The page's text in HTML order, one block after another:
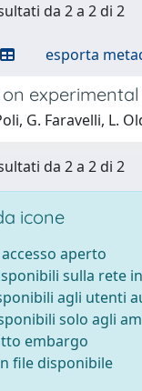
da 2 a 2 di 2
esporta
on
G. Faravelli, L.
da 2 a 2 di 2
icone
aperto
sulla rete
agli utenti
solo agli
embargo
file disponibile